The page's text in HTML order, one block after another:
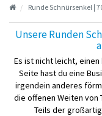
Runde Schnürsenkel |
Unsere Runden
Es ist nicht leicht,
Seite hast du eine
irgendein anderes
die offenen Weiten von
Teils der